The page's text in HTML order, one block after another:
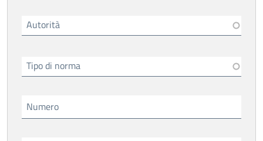
Autorità
Tipo di norma
Numero